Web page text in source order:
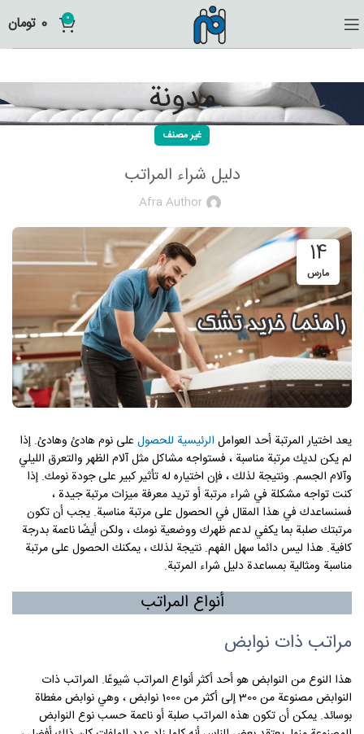
0
0 تومان
مدونة
غير مصنف
دليل شراء المراتب
Afra Author
14
مارس
يعد اختيار المرتبة أحد العوامل الرئيسية للحصول على نوم هادئ وهادئ. إذا
لم يكن لديك مرتبة مناسبة ، فستواجه مشاكل مثل آلام الظهر والتعرق الليلي
وآلام الجسم. ونتيجة لذلك ، فإن اختياره له تأثير كبير على جودة نومك. إذا
كنت تواجه مشكلة في شراء مرتبة أو تريد معرفة ميزات مرتبة جيدة ،
فسنساعدك في هذا المقال في الحصول على مرتبة مناسبة. يجب أن تكون
مرتبتك صلبة بما يكفي لدعم ظهرك ووضعية نومك ، ولكن أيضًا ناعمة بدرجة
كافية. هذا ليس دائما سهل الفهم. نتيجة لذلك ، يمكنك الحصول على مرتبة
مناسبة ومثالية بمساعدة دليل شراء المرتبة.
أنواع المراتب
مراتب ذات نوابض
هذا النوع من النوابض هو أحد أكثر أنواع المراتب شيوعًا. المراتب ذات
النوابض مصنوعة من 300 إلى أكثر من 1000 نوابض ، وهي نوابض مغطاة
بوسائد. يمكن أن تكون هذه المراتب صلبة أو ناعمة حسب نوع النوابض